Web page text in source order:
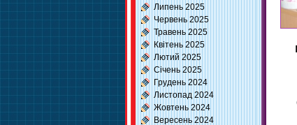
Липень 2025
Червень 2025
Травень 2025
Квітень 2025
Лютий 2025
Січень 2025
Грудень 2024
Листопад 2024
Жовтень 2024
Вересень 2024